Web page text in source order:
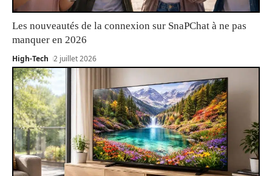
Les nouveautés de la connexion sur SnaPChat à ne pas
manquer en 2026
High-Tech 2 juillet 2026